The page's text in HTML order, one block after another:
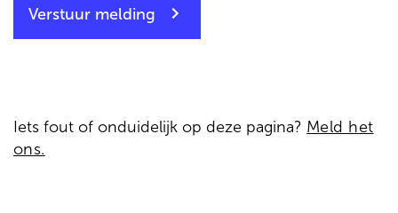
Verstuur melding
Iets fout of onduidelijk op deze pagina? Meld het
ons.